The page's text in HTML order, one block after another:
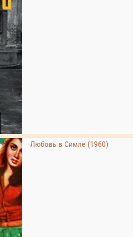
Любовь в Симле (1960)